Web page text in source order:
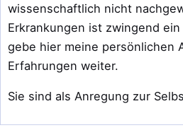
wissenschaftlich nicht
Erkrankungen ist zwingend
gebe hier meine persönlichen
Erfahrungen weiter.
Sie sind als Anregung zur